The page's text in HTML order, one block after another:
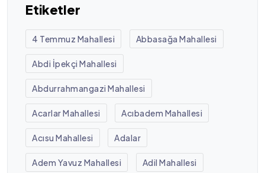
Etiketler
4 Temmuz Mahallesi Abbasağa Mahallesi
Abdi İpekçi Mahallesi
Abdurrahmangazi Mahallesi
Acarlar Mahallesi Acıbadem Mahallesi
Acısu Mahallesi Adalar
Adem Yavuz Mahallesi Adil Mahallesi